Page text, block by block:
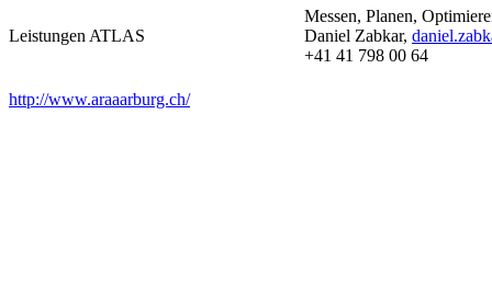
Leistungen ATLAS
Messen, Planen,
Daniel Zabkar,
+41 41 798 00 64
http://www.araaarburg.ch/